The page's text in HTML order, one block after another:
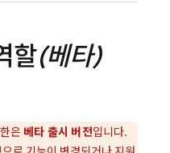
할(베타)
은 베타 출시 버전입니다.